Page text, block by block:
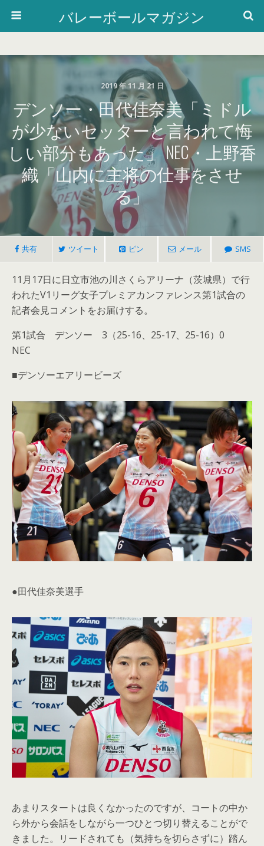
バレーボールマガジン
2019 年 11 月 21 日
デンソー・田代佳奈美「ミドル
が少ないセッターと言われて悔
しい部分もあった」 NEC・上野香
織「山内に主将の仕事をさせ
る」
共有 ツイート ピン メール SMS
11月17日に日立市池の川さくらアリーナ（茨城県）で行
われたV1リーグ女子プレミアカンファレンス第1試合の
記者会見コメントをお届けする。
第1試合 デンソー 3（25-16、25-17、25-16）0
NEC
■デンソーエアリービーズ
●田代佳奈美選手
あまりスタートは良くなかったのですが、コートの中か
ら外から会話をしながら一つひとつ切り替えることがで
きました。リードされても（気持ちを切らさずに）踏ん